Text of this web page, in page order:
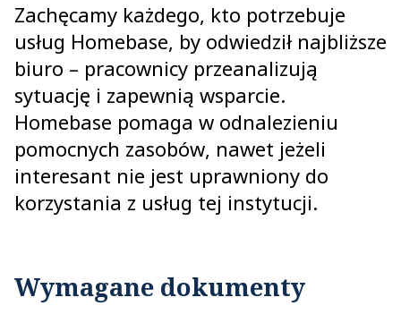
Zachęcamy każdego, kto potrzebuje
usług Homebase, by odwiedził najbliższe
biuro – pracownicy przeanalizują
sytuację i zapewnią wsparcie.
Homebase pomaga w odnalezieniu
pomocnych zasobów, nawet jeżeli
interesant nie jest uprawniony do
korzystania z usług tej instytucji.
Wymagane dokumenty